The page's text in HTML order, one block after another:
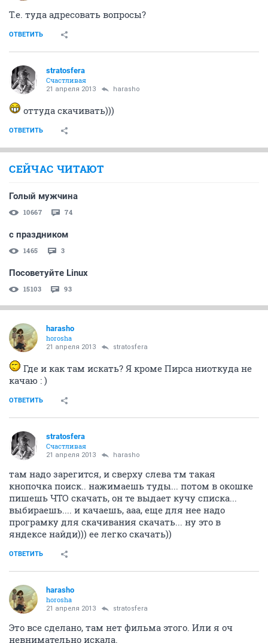
Т.е. туда адресовать вопросы?
ОТВЕТИТЬ
stratosfera
Счастливая
21 апреля 2013 harasho
оттуда скачивать)))
ОТВЕТИТЬ
СЕЙЧАС ЧИТАЮТ
Голый мужчина
10667 74
с праздником
1465 3
Посоветуйте Linux
15103 93
harasho
horosha
21 апреля 2013 stratosfera
Где и как там искать? Я кроме Пирса ниоткуда не
качаю : )
ОТВЕТИТЬ
stratosfera
Счастливая
21 апреля 2013 harasho
там надо зарегится, и сверху слева тм такая
кнопочка поиск.. нажимаешь туды... потом в окошке
пишешь ЧТО скачать, он те выдает кучу списка...
выбираешь.... и качаешь, ааа, еще для нее надо
програмку для скачивания скачать... ну это в
яндексе найди))) ее легко скачать))
ОТВЕТИТЬ
harasho
horosha
21 апреля 2013 stratosfera
Это все сделано, там нет фильма этого. Или я оч
невнимательно искала.